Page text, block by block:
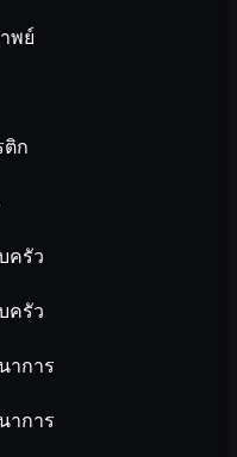
พย์
ติก
ครัว
ครัว
าการ
าการ